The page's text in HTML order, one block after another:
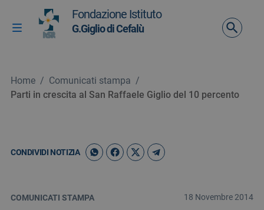
Vai ai contenuti
Vai al menu di navigazione
Vai al footer
Attiva / disattiva la navigazione
Fondazione Istituto
G.Giglio di Cefalù
Home / Comunicati stampa /
Parti in crescita al San Raffaele Giglio del 10 percento
CONDIVIDI NOTIZIA
COMUNICATI STAMPA 18 Novembre 2014